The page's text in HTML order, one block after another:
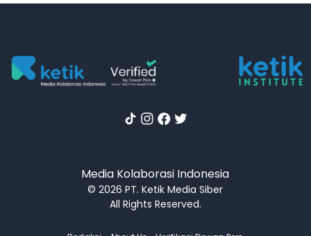
Media Kolaborasi Indonesia
© 2026 PT. Ketik Media Siber
All Rights Reserved.